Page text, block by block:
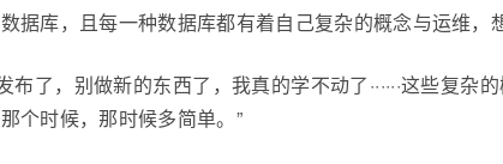
据库，且每一种数据库都有着自己复杂的概念与运维，
了，别做新的东西了，我真的学不动了······这些复
个时候，那时候多简单。”